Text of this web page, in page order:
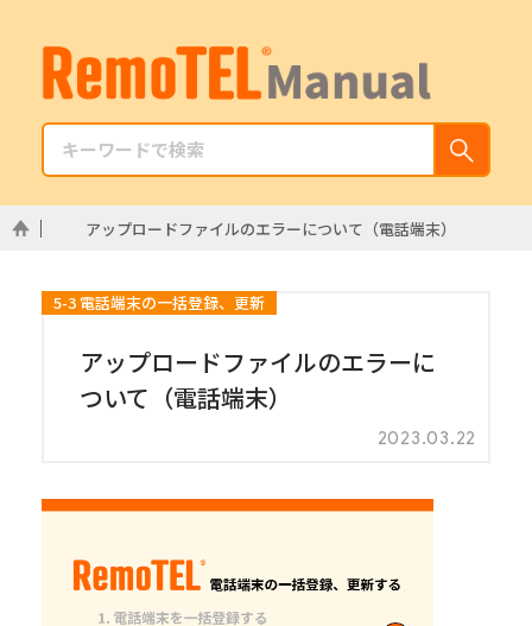
アップロードファイルのエラーについて（電話端末）
5-3 電話端末の一括登録、更新
アップロードファイルのエラーに
ついて（電話端末）
2023.03.22